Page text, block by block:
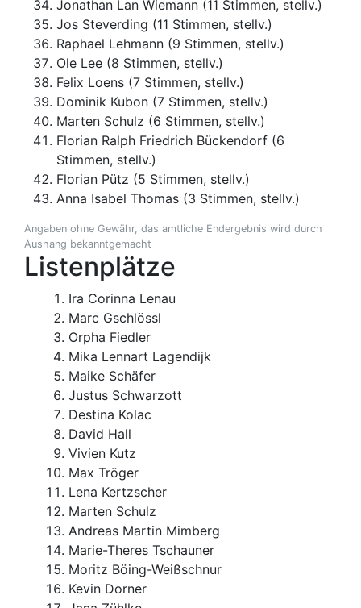
Jonathan Lan Wiemann (11 Stimmen, stellv.)
Jos Steverding (11 Stimmen, stellv.)
Raphael Lehmann (9 Stimmen, stellv.)
Ole Lee (8 Stimmen, stellv.)
Felix Loens (7 Stimmen, stellv.)
Dominik Kubon (7 Stimmen, stellv.)
Marten Schulz (6 Stimmen, stellv.)
Florian Ralph Friedrich Bückendorf (6
Stimmen, stellv.)
Florian Pütz (5 Stimmen, stellv.)
Anna Isabel Thomas (3 Stimmen, stellv.)
Angaben ohne Gewähr, das amtliche Endergebnis wird durch
Aushang bekanntgemacht
Listenplätze
Ira Corinna Lenau
Marc Gschlössl
Orpha Fiedler
Mika Lennart Lagendijk
Maike Schäfer
Justus Schwarzott
Destina Kolac
David Hall
Vivien Kutz
Max Tröger
Lena Kertzscher
Marten Schulz
Andreas Martin Mimberg
Marie-Theres Tschauner
Moritz Böing-Weißschnur
Kevin Dorner